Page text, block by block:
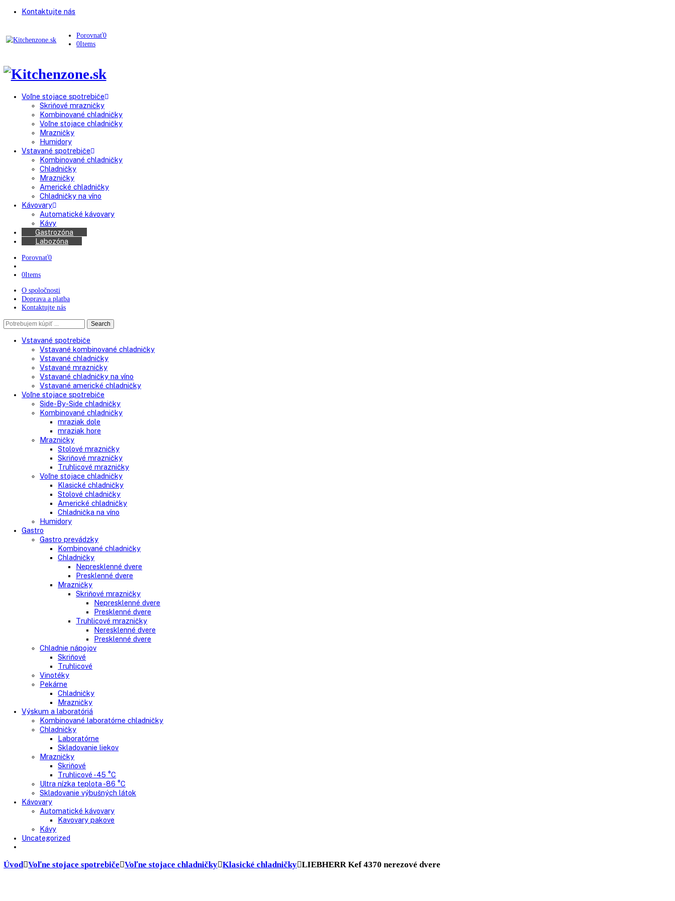
Kontaktujte nás
Porovnať
0Items
Voľne stojace spotrebiče
Skriňové mrazničky
Kombinované chladničky
Voľne stojace chladničky
Mrazničky
Humidory
Vstavané spotrebiče
Kombinované chladničky
Chladničky
Mrazničky
Americké chladničky
Chladničky na víno
Kávovary
Automatické kávovary
Kávy
Gastrozóna
Porovnať
0Items
O spoločnosti
Doprava a platba
Kontaktujte nás
Search
Vstavané spotrebiče
Vstavané kombinované chladničky
Vstavané chladničky
Vstavané mrazničky
Vstavané chladničky na víno
Vstavané americké chladničky
Voľne stojace spotrebiče
Side-By-Side chladničky
Kombinované chladničky
mraziak dole
mraziak hore
Mrazničky
Stolové mrazničky
Skriňové mrazničky
Truhlicové mrazničky
Klasické chladničky
Stolové chladničky
Americké chladničky
Chladnička na víno
Humidory
Gastro prevádzky
Kombinované chladničky
Chladničky
Nepresklenné dvere
Presklenné dvere
Mrazničky
Skriňové mrazničky
Truhlicové mrazničky
Chladnie nápojov
Skriňové
Truhlicové
Vinotéky
Pekárne
Chladničky
Mrazničky
Výskum a laboratóriá
Kombinované laboratórne chladničky
Chladničky
Laboratórne
Mrazničky
Truhlicové -45 °C
Ultra nízka teplota -86 °C